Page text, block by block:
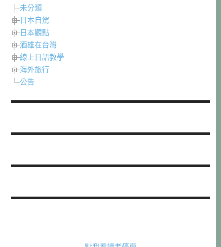
未分類
日本自駕
日本觀點
酒雄在台灣
線上日語教學
海外旅行
公告